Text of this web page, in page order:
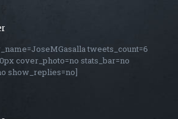
tweets_count=6
cover_photo=no stats_bar=no
show_replies=no]